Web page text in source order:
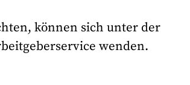
können sich unter der
wenden.